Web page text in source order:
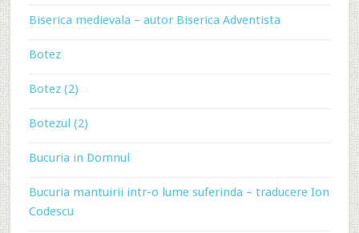
Biserica medievala – autor Biserica Adventista
Botez
Botez (2)
Botezul (2)
Bucuria in Domnul
Bucuria mantuirii intr-o lume suferinda – traducere Ion
Codescu